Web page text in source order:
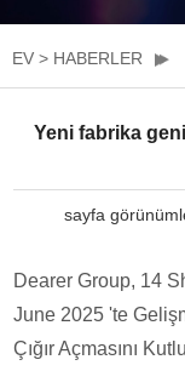
EV > HABERLER
Yeni fabrika
sayfa
Dearer Group, 14
June 2025 'te
Çığır Açmasını